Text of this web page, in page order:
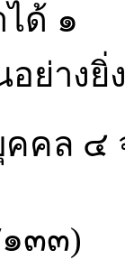
ด้ ๑
ย่างยิ่
คล ๔
๓๓)